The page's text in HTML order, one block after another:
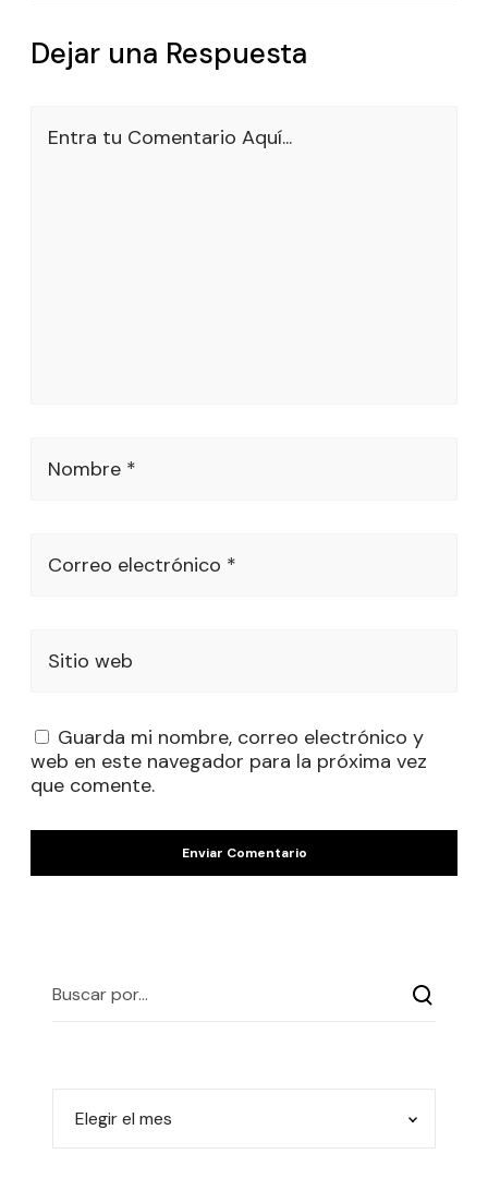
Dejar una Respuesta
Entra tu Comentario Aquí...
Nombre *
Correo electrónico *
Sitio web
Guarda mi nombre, correo electrónico y
web en este navegador para la próxima vez
que comente.